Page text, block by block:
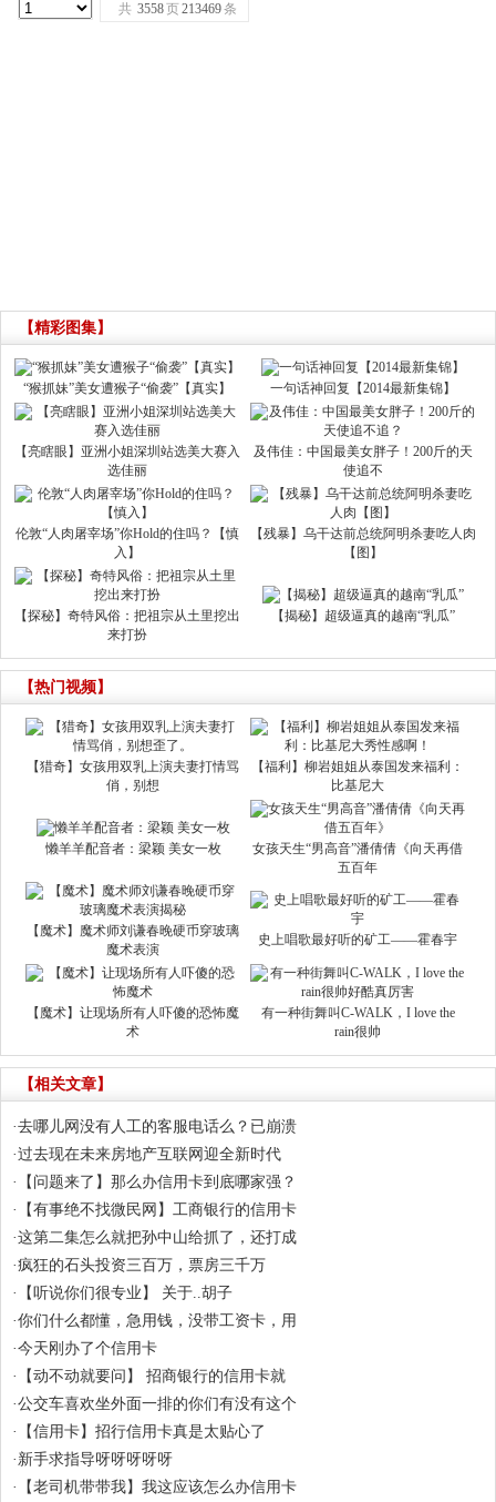
共 3558页213469条
【精彩图集】
“猴抓妹”美女遭猴子“偷袭”【真实】 一句话神回复【2014最新集锦】
【亮瞎眼】亚洲小姐深圳站选美大赛入
选佳丽
及伟佳：中国最美女胖子！200斤的天
使追不
伦敦“人肉屠宰场”你Hold的住吗？【慎
入】
【残暴】乌干达前总统阿明杀妻吃人肉
【图】
【探秘】奇特风俗：把祖宗从土里挖出
来打扮
【揭秘】超级逼真的越南“乳瓜”
【热门视频】
【猎奇】女孩用双乳上演夫妻打情骂
俏，别想
【福利】柳岩姐姐从泰国发来福利：
比基尼大
懒羊羊配音者：梁颖 美女一枚
女孩天生“男高音”潘倩倩《向天再借
五百年
【魔术】魔术师刘谦春晚硬币穿玻璃
魔术表演
史上唱歌最好听的矿工——霍春宇
【魔术】让现场所有人吓傻的恐怖魔
术
有一种街舞叫C-WALK，I love the
rain很帅
【相关文章】
·去哪儿网没有人工的客服电话么？已崩溃
·过去现在未来房地产互联网迎全新时代
·
【问题来了】那么办信用卡到底哪家强？
·
【有事绝不找微民网】工商银行的信用卡
·这第二集怎么就把孙中山给抓了，还打成
·疯狂的石头投资三百万，票房三千万
·
【听说你们很专业】 关于..胡子
·你们什么都懂，急用钱，没带工资卡，用
·今天刚办了个信用卡
·
【动不动就要问】 招商银行的信用卡就
·公交车喜欢坐外面一排的你们有没有这个
·
【信用卡】招行信用卡真是太贴心了
· 新手求指导呀呀呀呀呀
·
【老司机带带我】我这应该怎么办信用卡